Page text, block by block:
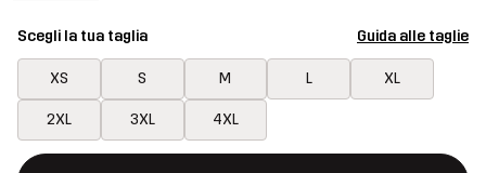
Scegli la tua taglia Guida alle taglie
XS S M L XL
2XL 3XL 4XL
Questo tasto aprirà una finestra modale per confermare un
{{size}} non disponibile